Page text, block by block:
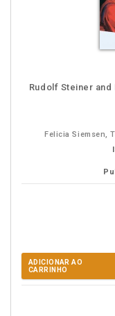
Rudolf Steiner
Felicia Siemsen,
ADICIONAR AO
CARRINHO